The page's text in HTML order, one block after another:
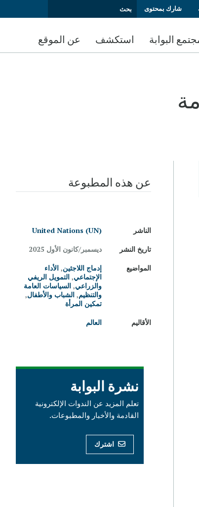
شارك بمحتوى
البوابة استكشف عن الموقع
عن هذه المطبوعة
الناشر
United Nations (UN)
تاريخ النشر
ديسمبر/كانون الأول 2025
المواضيع
إدماج اللاجئين, الأداء
الإجتماعي, التمويل الريفي
والزراعي, السياسات العامة
والتنظيم, الشباب والأطفال,
تمكين المرأة
الأقاليم
العالم
نشرة البوابة
تعلم المزيد عن الندوات الإلكترونية
القادمة والأخبار والمطبوعات.
اشترك